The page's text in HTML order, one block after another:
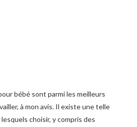
bébé sont parmi les meilleurs
à mon avis. Il existe une telle
choisir, y compris des